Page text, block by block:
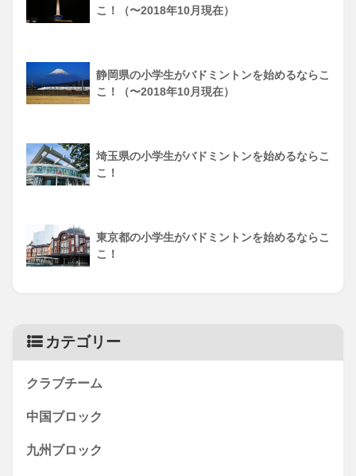
こ！（〜2018年10月現在）
静岡県の小学生がバドミントンを始めるならこ
こ！（〜2018年10月現在）
埼玉県の小学生がバドミントンを始めるならこ
こ！
東京都の小学生がバドミントンを始めるならこ
こ！
カテゴリー
クラブチーム
中国ブロック
九州ブロック